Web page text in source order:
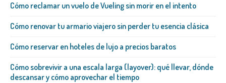
Cómo reclamar un vuelo de Vueling sin morir en el intento
Cómo renovar tu armario viajero sin perder tu esencia clásica
Cómo reservar en hoteles de lujo a precios baratos
Cómo sobrevivir a una escala larga (layover): qué llevar, dónde
descansar y cómo aprovechar el tiempo